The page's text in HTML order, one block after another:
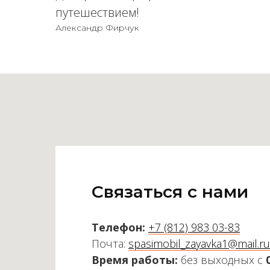
путешествием!
Александр Фирчук
Связаться с нами
Телефон: +7 (812) 983 03-83
Почта: spasimobil_zayavka1@mail.ru
Время работы: без выходных с